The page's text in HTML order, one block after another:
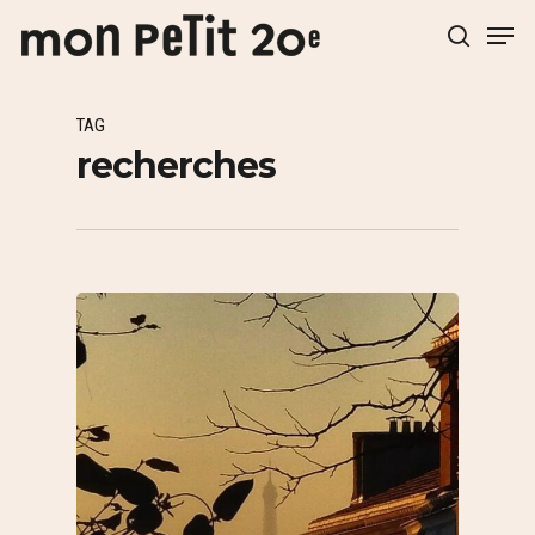
Hit enter to search or ESC to close
TAG
recherches